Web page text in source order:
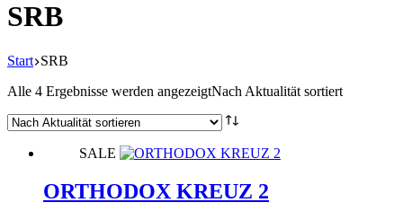
SRB
Start SRB
Alle 4 Ergebnisse werden angezeigtNach Aktualität sortiert
SALE
ORTHODOX KREUZ 2